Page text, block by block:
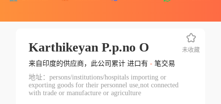
Karthikeyan P.p.no O
来自印度的供应商，此公司累计 进口有 -笔交易
地址：persons/institutions/hospitals importing or
exporting goods for their personnel use,not connected
with trade or manufacture or agriculture
未收藏